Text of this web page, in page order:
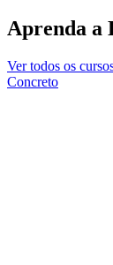
Aprenda a
Ver todos os
Concreto